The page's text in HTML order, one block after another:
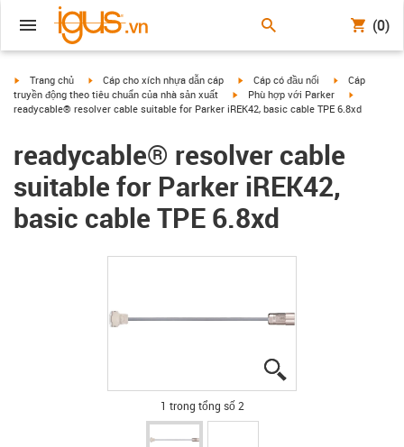
(0)
igus-icon-arrow-right
Trang chủ igus-icon-arrow-right
Cáp cho xích nhựa dẫn cáp igus-icon-arrow-right
Cáp có đầu nối igus-icon-
Cáp
truyền động theo tiêu chuẩn của nhà sản xuất
igus-icon-arrow-right
Phù hợp với Parker
readycable® resolver cable suitable for Parker iREK42, basic cable TPE 6.8xd
readycable® resolver cable
suitable for Parker iREK42,
basic cable TPE 6.8xd
1 trong tổng số 2